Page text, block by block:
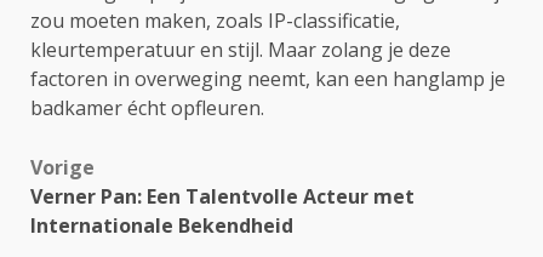
zou moeten maken, zoals IP-classificatie,
kleurtemperatuur en stijl. Maar zolang je deze
factoren in overweging neemt, kan een hanglamp je
badkamer écht opfleuren.
Bericht
navigatie
Vorige
Verner Pan: Een Talentvolle Acteur met
Internationale Bekendheid